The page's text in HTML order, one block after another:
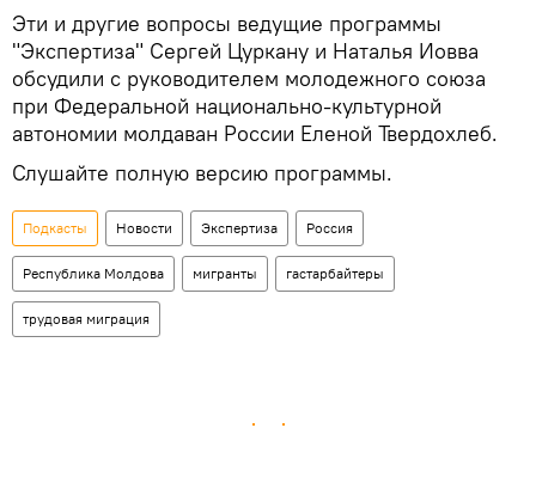
Эти и другие вопросы ведущие программы
"Экспертиза" Сергей Цуркану и Наталья Иовва
обсудили с руководителем молодежного союза
при Федеральной национально-культурной
автономии молдаван России Еленой Твердохлеб.
Слушайте полную версию программы.
Подкасты Новости Экспертиза Россия
Республика Молдова мигранты гастарбайтеры
трудовая миграция